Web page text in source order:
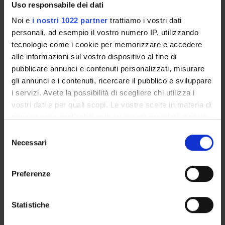
Uso responsabile dei dati
Noi e i nostri 1022 partner trattiamo i vostri dati
personali, ad esempio il vostro numero IP, utilizzando
tecnologie come i cookie per memorizzare e accedere
alle informazioni sul vostro dispositivo al fine di
pubblicare annunci e contenuti personalizzati, misurare
gli annunci e i contenuti, ricercare il pubblico e sviluppare
i servizi. Avete la possibilità di scegliere chi utilizza i
vostri dati e per quali scopi. Le vostre scelte in materia di
modificare o revocare il proprio consenso in qualsiasi
momento dalla Dichiarazione sui cookie o facendo clic
raccogliere informazioni sulla tua posizione
geografica, con un'approssimazione di qualche
delNecessari
Preferenze
Statistiche
COMPONENTI
Alessia Maria Aurora Bevilacqua
Rosi Bombieri
SEDUTE E VERBALI
GOVERNANCE